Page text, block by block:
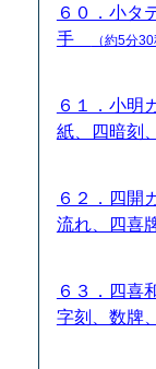
６０．小タ
手
（約5分30
６１．小明
紙、四暗刻
６２．四開
流れ、四喜
６３．四喜
字刻、数牌